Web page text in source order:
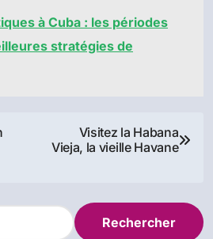
à Cuba : les périodes
stratégies de
Visitez la Habana
Vieja, la vieille Havane